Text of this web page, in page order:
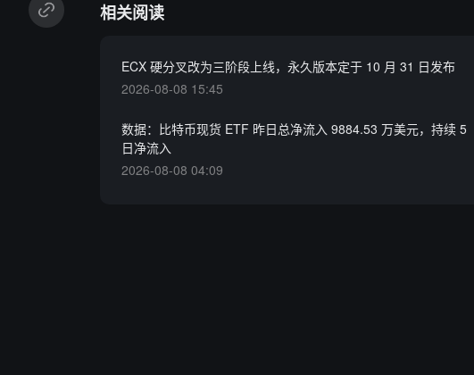
相关阅读
ECX 硬分叉改为三阶段上线，永久版本定于 10 月 31 日发布
2026-08-08 15:45
数据：比特币现货 ETF 昨日总净流入 9884.53 万美元，持续 5
日净流入
2026-08-08 04:09